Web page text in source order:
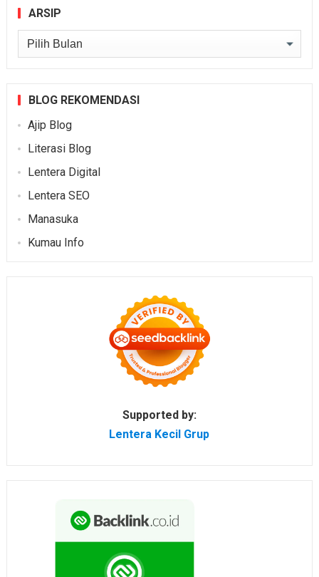
ARSIP
Arsip
BLOG REKOMENDASI
Ajip Blog
Literasi Blog
Lentera Digital
Lentera SEO
Manasuka
Kumau Info
Supported by:
Lentera Kecil Grup